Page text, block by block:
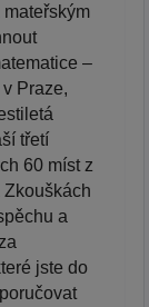
–
Praze,
třetí
60 míst z
Zkouškách
a
jste do